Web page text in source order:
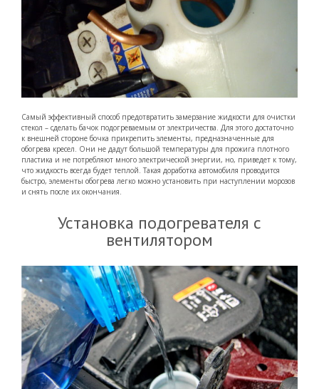
Самый эффективный способ предотвратить замерзание жидкости для очистки
стекол – сделать бачок подогреваемым от электричества. Для этого достаточно
к внешней стороне бочка прикрепить элементы, предназначенные для
обогрева кресел. Они не дадут большой температуры для прожига плотного
пластика и не потребляют много электрической энергии, но, приведет к тому,
что жидкость всегда будет теплой. Такая доработка автомобиля проводится
быстро, элементы обогрева легко можно установить при наступлении морозов
и снять после их окончания.
Установка подогревателя с
вентилятором